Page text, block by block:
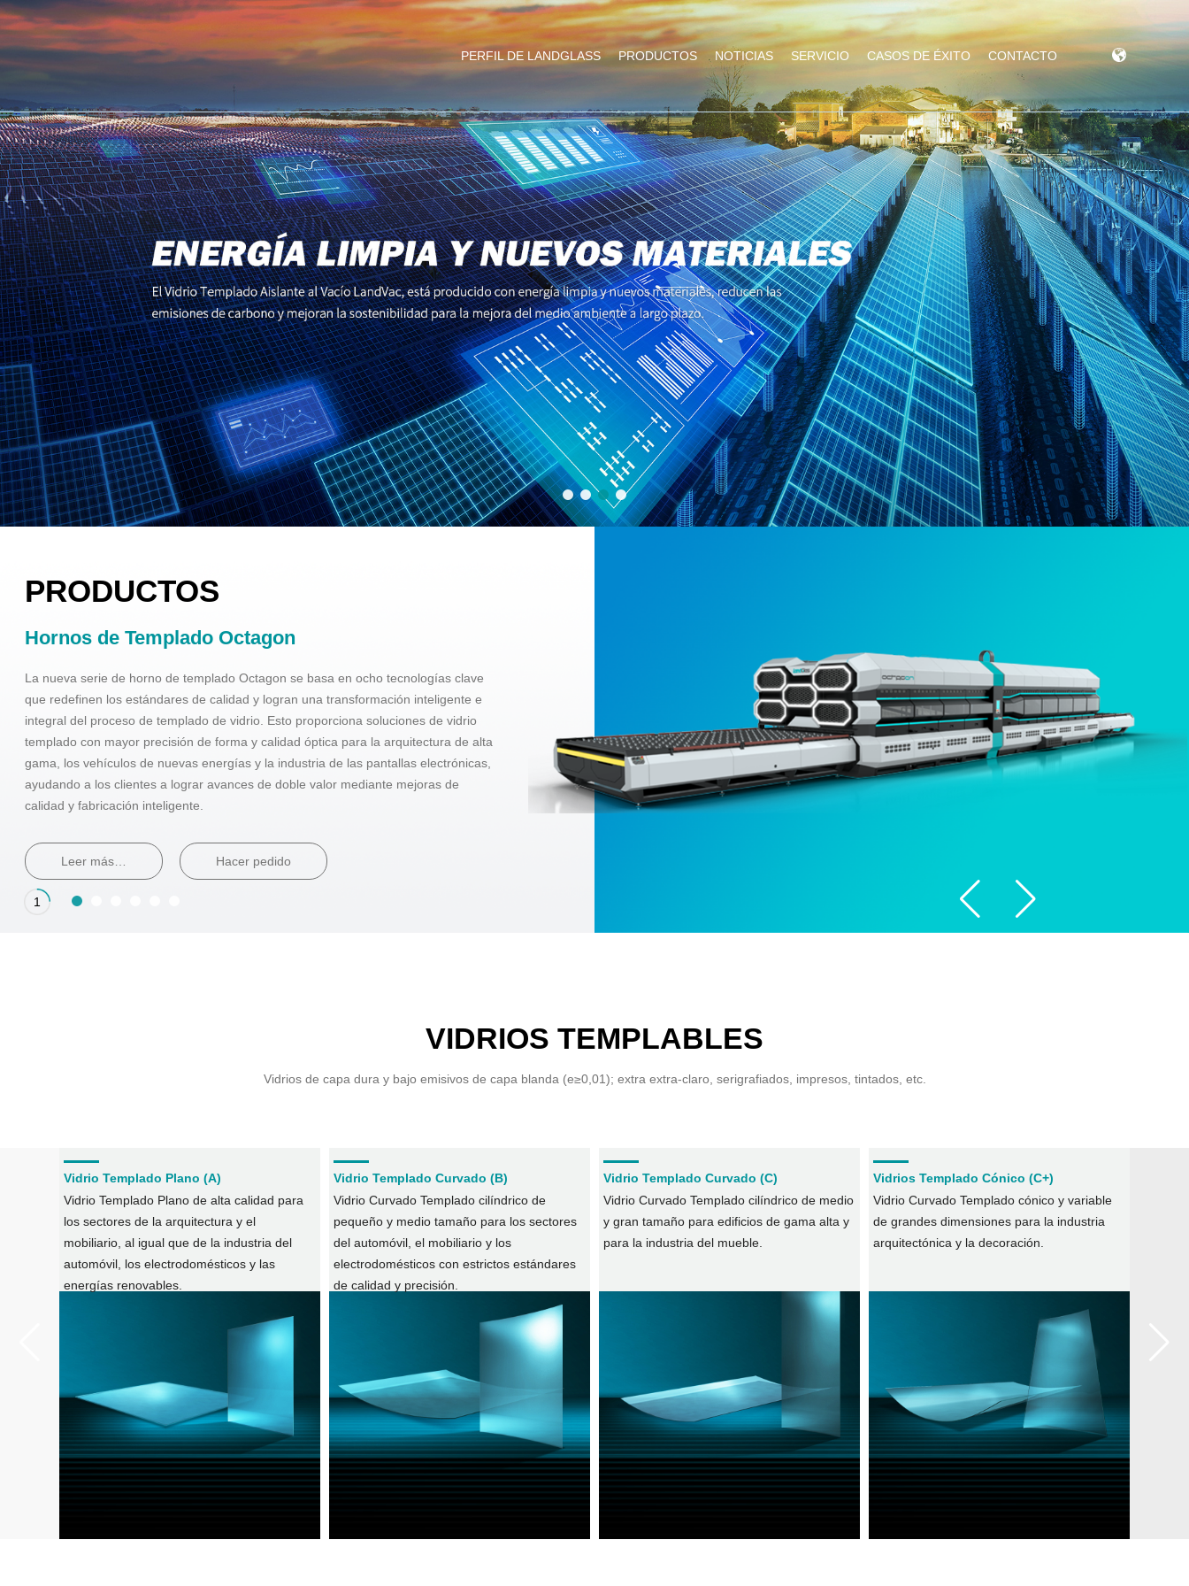
PERFIL DE LANDGLASS PRODUCTOS NOTICIAS SERVICIO CASOS DE ÉXITO CONTACTO
PRODUCTOS
Hornos de Templado Octagon
La nueva serie de horno de templado Octagon se basa en ocho tecnologías clave
que redefinen los estándares de calidad y logran una transformación inteligente e
integral del proceso de templado de vidrio. Esto proporciona soluciones de vidrio
templado con mayor precisión de forma y calidad óptica para la arquitectura de alta
gama, los vehículos de nuevas energías y la industria de las pantallas electrónicas,
ayudando a los clientes a lograr avances de doble valor mediante mejoras de
calidad y fabricación inteligente.
Leer más… Hacer pedido
1
VIDRIOS TEMPLABLES
Vidrios de capa dura y bajo emisivos de capa blanda (e≥0,01); extra extra-claro, serigrafiados, impresos, tintados, etc.
Vidrio Templado Plano (A)
Vidrio Templado Plano de alta calidad para
los sectores de la arquitectura y el
mobiliario, al igual que de la industria del
automóvil, los electrodomésticos y las
energías renovables.
Vidrio Templado Curvado (B)
Vidrio Curvado Templado cilíndrico de
pequeño y medio tamaño para los sectores
del automóvil, el mobiliario y los
electrodomésticos con estrictos estándares
de calidad y precisión.
Vidrio Templado Curvado (C)
Vidrio Curvado Templado cilíndrico de medio
y gran tamaño para edificios de gama alta y
para la industria del mueble.
Vidrios Templado Cónico (C+)
Vidrio Curvado Templado cónico y variable
de grandes dimensiones para la industria
arquitectónica y la decoración.